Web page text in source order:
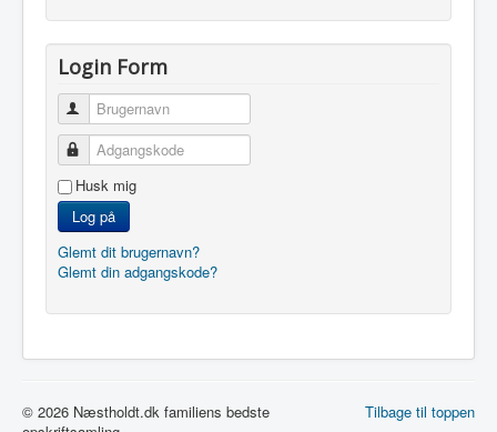
Login Form
Brugernavn
Adgangskode
Husk mig
Log på
Glemt dit brugernavn?
Glemt din adgangskode?
Tilbage til toppen
© 2026 Næstholdt.dk familiens bedste